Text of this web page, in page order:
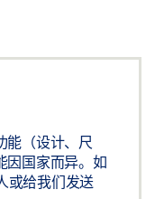
能（设计、尺
因国家而异。如
或给我们发送